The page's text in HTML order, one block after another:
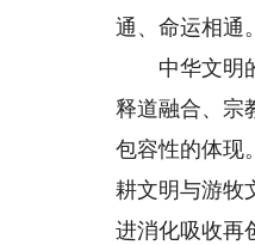
通、命运相通。
中华文明的
释道融合、宗
包容性的体现
耕文明与游牧
进消化吸收再